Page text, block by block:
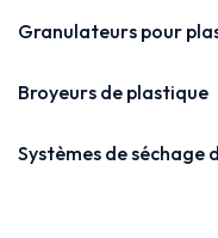
Granulateurs pour
Broyeurs de plastique
Systèmes de séchage